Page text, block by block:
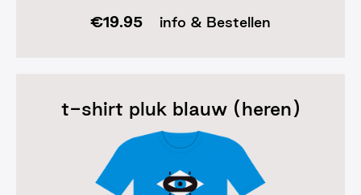
€19.95 info & Bestellen
t-shirt pluk blauw (heren)